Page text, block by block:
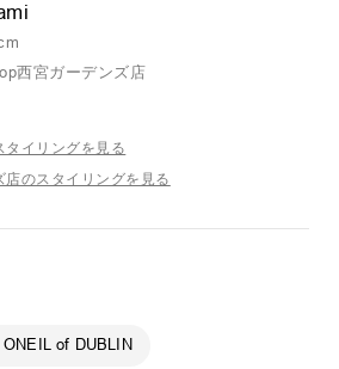
西宮ガーデンズ店
タイリングを見る
のスタイリングを見る
ONEIL of DUBLIN